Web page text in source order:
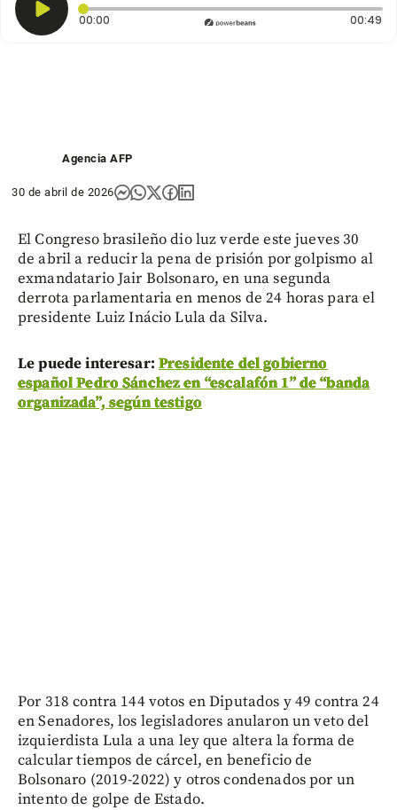
00:00 Tiempo transcurrido: 0 segundos 00:49
Agencia AFP
30 de abril de 2026
El Congreso brasileño dio luz verde este jueves 30
de abril a reducir la pena de prisión por golpismo al
exmandatario Jair Bolsonaro, en una segunda
derrota parlamentaria en menos de 24 horas para el
presidente Luiz Inácio Lula da Silva.
Le puede interesar: Presidente del gobierno
español Pedro Sánchez en “escalafón 1” de “banda
organizada”, según testigo
Por 318 contra 144 votos en Diputados y 49 contra 24
en Senadores, los legisladores anularon un veto del
izquierdista Lula a una ley que altera la forma de
calcular tiempos de cárcel, en beneficio de
Bolsonaro (2019-2022) y otros condenados por un
intento de golpe de Estado.